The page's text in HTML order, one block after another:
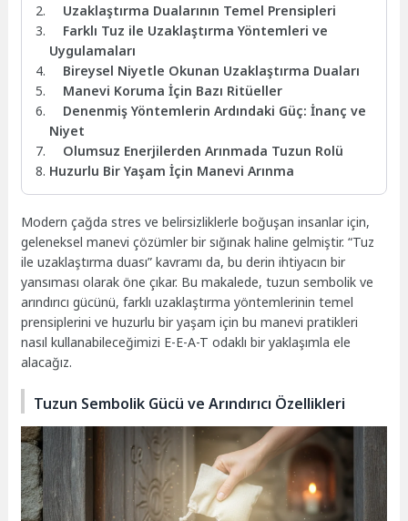
Uzaklaştırma Dualarının Temel Prensipleri
Farklı Tuz ile Uzaklaştırma Yöntemleri ve
Uygulamaları
Bireysel Niyetle Okunan Uzaklaştırma Duaları
Manevi Koruma İçin Bazı Ritüeller
Denenmiş Yöntemlerin Ardındaki Güç: İnanç ve
Niyet
Olumsuz Enerjilerden Arınmada Tuzun Rolü
Huzurlu Bir Yaşam İçin Manevi Arınma
Modern çağda stres ve belirsizliklerle boğuşan insanlar için,
geleneksel manevi çözümler bir sığınak haline gelmiştir. “Tuz
ile uzaklaştırma duası” kavramı da, bu derin ihtiyacın bir
yansıması olarak öne çıkar. Bu makalede, tuzun sembolik ve
arındırıcı gücünü, farklı uzaklaştırma yöntemlerinin temel
prensiplerini ve huzurlu bir yaşam için bu manevi pratikleri
nasıl kullanabileceğimizi E-E-A-T odaklı bir yaklaşımla ele
alacağız.
Tuzun Sembolik Gücü ve Arındırıcı Özellikleri